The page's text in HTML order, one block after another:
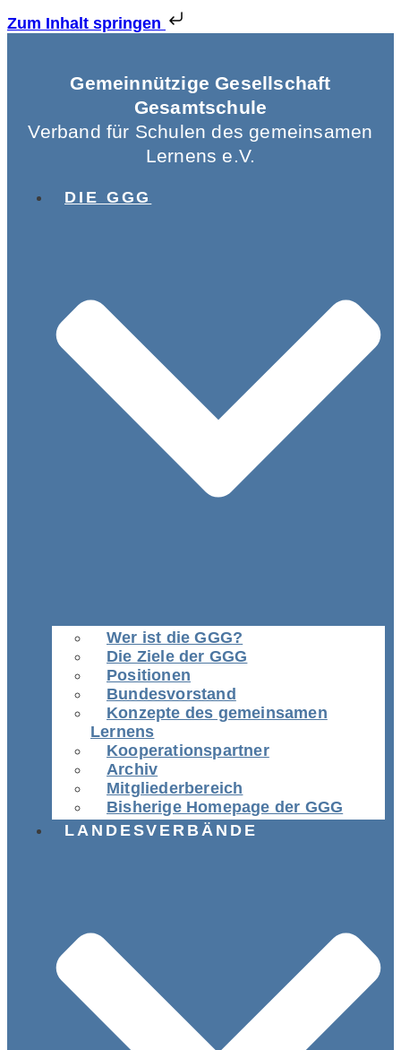
Zum Inhalt springen
Gemeinnützige Gesellschaft
Gesamtschule
Verband für Schulen des gemeinsamen
Lernens e.V.
DIE GGG
Wer ist die GGG?
Die Ziele der GGG
Positionen
Bundesvorstand
Konzepte des gemeinsamen
Lernens
Kooperationspartner
Archiv
Mitgliederbereich
Bisherige Homepage der GGG
LANDESVERBÄNDE